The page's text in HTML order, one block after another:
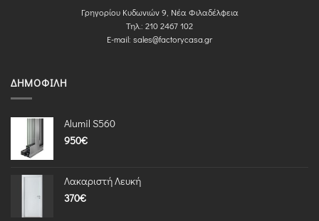
Γρηγορίου Κυδωνιών 9, Νέα Φιλαδέλφεια
Τηλ.: 210 2467 102
E-mail: sales@factorycasa.gr
ΔΗΜΟΦΙΛΉ
Alumil S560
950€
Λακαριστή Λευκή
370€